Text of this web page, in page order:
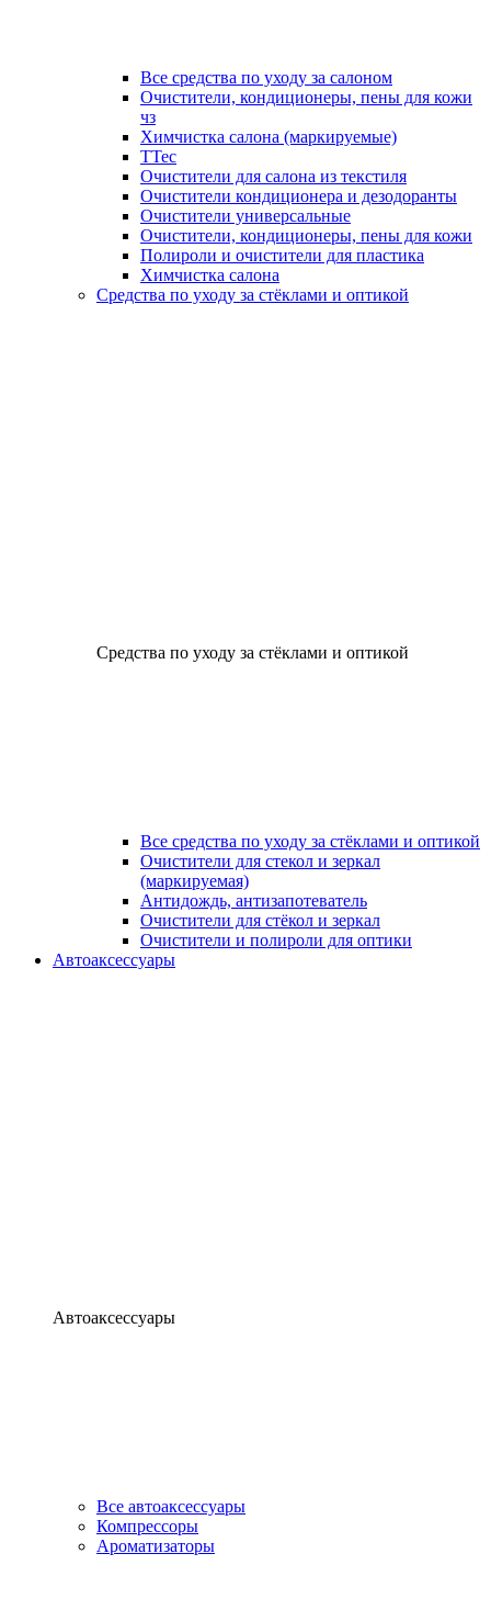
Все средства по уходу за салоном
Очистители, кондиционеры, пены для кожи
чз
Химчистка салона (маркируемые)
TTec
Очистители для салона из текстиля
Очистители кондиционера и дезодоранты
Очистители универсальные
Очистители, кондиционеры, пены для кожи
Полироли и очистители для пластика
Химчистка салона
Средства по уходу за стёклами и оптикой
Средства по уходу за стёклами и оптикой
Все средства по уходу за стёклами и оптикой
Очистители для стекол и зеркал
(маркируемая)
Антидождь, антизапотеватель
Очистители для стёкол и зеркал
Очистители и полироли для оптики
Автоаксессуары
Автоаксессуары
Все автоаксессуары
Компрессоры
Ароматизаторы